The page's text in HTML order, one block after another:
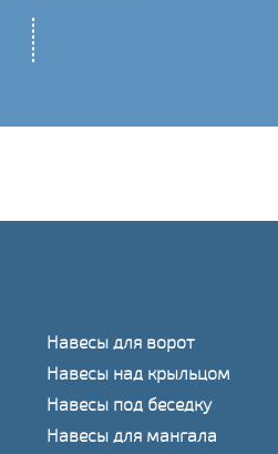
Навесы для ворот
Навесы над крыльцом
Навесы под беседку
Навесы для мангала